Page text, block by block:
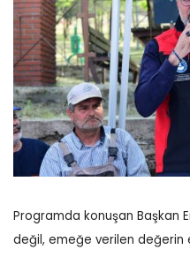
Programda konuşan Başkan
değil, emeğe verilen değerin